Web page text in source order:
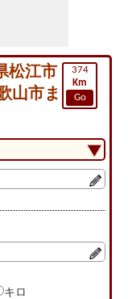
374
Km
Go
松江市
山市ま
キロ